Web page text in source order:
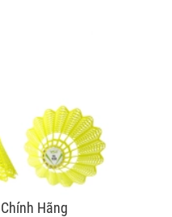
Hãng